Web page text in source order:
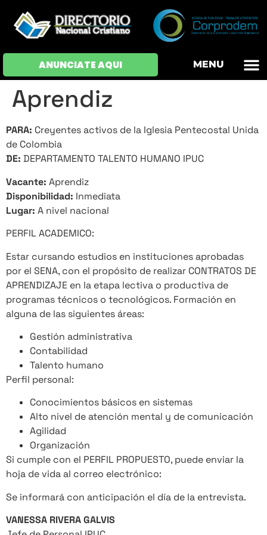
ANUNCIATE AQUI MENU
Aprendiz
PARA: Creyentes activos de la Iglesia Pentecostal Unida
de Colombia
DE: DEPARTAMENTO TALENTO HUMANO IPUC
Vacante: Aprendiz
Disponibilidad: Inmediata
Lugar: A nivel nacional
PERFIL ACADEMICO:
Estar cursando estudios en instituciones aprobadas
por el SENA, con el propósito de realizar CONTRATOS DE
APRENDIZAJE en la etapa lectiva o productiva de
programas técnicos o tecnológicos. Formación en
alguna de las siguientes áreas:
Gestión administrativa
Contabilidad
Talento humano
Perfil personal:
Conocimientos básicos en sistemas
Alto nivel de atención mental y de comunicación
Agilidad
Organización
Si cumple con el PERFIL PROPUESTO, puede enviar la
hoja de vida al correo electrónico:
Se informará con anticipación el día de la entrevista.
VANESSA RIVERA GALVIS